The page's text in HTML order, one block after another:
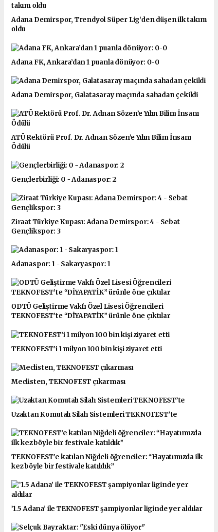
Adana Demirspor, Trendyol Süper Lig’den düşen ilk takım
oldu
Adana FK, Ankara’dan 1 puanla dönüyor: 0-0
Adana Demirspor, Galatasaray maçında sahadan çekildi
ATÜ Rektörü Prof. Dr. Adnan Sözen’e Yılın Bilim İnsanı
Ödülü
Gençlerbirliği: 0 - Adanaspor: 2
Ziraat Türkiye Kupası: Adana Demirspor: 4 - Sebat
Gençlikspor: 3
Adanaspor: 1 - Sakaryaspor: 1
ODTÜ Geliştirme Vakfı Özel Lisesi Öğrencileri
TEKNOFEST’te “DİYAPATİK” ürünle öne çıktılar
TEKNOFEST’i 1 milyon 100 bin kişi ziyaret etti
Meclisten, TEKNOFEST çıkarması
Uzaktan Komutalı Silah Sistemleri TEKNOFEST’te
TEKNOFEST’e katılan Niğdeli öğrenciler: “Hayatımızda ilk
kez böyle bir festivale katıldık”
’1.5 Adana’ ile TEKNOFEST şampiyonlar liginde yer aldılar